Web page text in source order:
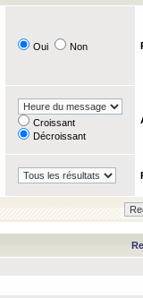
Oui Non
Croissant
Décroissant